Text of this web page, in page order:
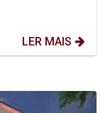
LER MAIS